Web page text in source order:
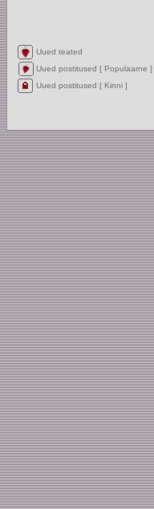
Uued teated
Uued postitused [ Populaarne ]
Uued postitused [ Kinni ]